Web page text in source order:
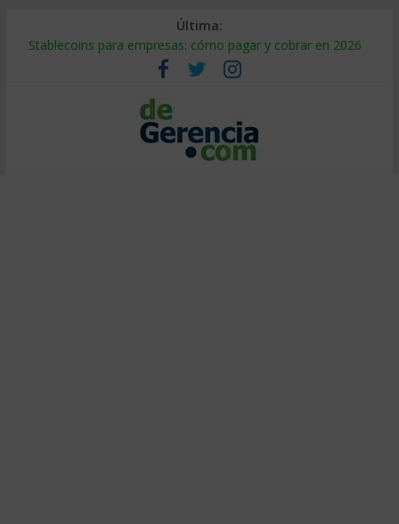
Última:
Stablecoins para empresas: cómo pagar y cobrar en 2026
Despido silencioso: qué es y por qué sale tan caro
IA en selección de personal: cómo auditarla a tiempo
Trabajo forzoso en la cadena de suministro: qué hacer
Mercado hispano de EE. UU.: cómo segmentarlo y venderle